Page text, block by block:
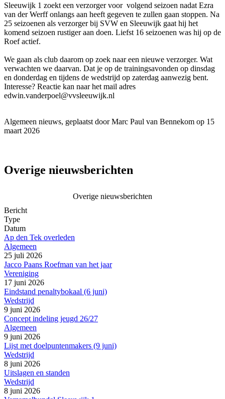
Sleeuwijk 1 zoekt een verzorger voor volgend seizoen nadat Ezra
van der Werff onlangs aan heeft gegeven te zullen gaan stoppen. Na
25 seizoenen als verzorger bij SVW en Sleeuwijk gaat hij het
komend seizoen rustiger aan doen. Liefst 16 seizoenen was hij op de
Roef actief.
We gaan als club daarom op zoek naar een nieuwe verzorger. Wat
verwachten we daarvan. Dat je op de trainingsavonden op dinsdag
en donderdag en tijdens de wedstrijd op zaterdag aanwezig bent.
Interesse? Reactie kan naar het mail adres
edwin.vanderpoel@vvsleeuwijk.nl
Algemeen nieuws, geplaatst door Marc Paul van Bennekom op 15
maart 2026
Overige nieuwsberichten
Overige nieuwsberichten
Bericht
Type
Datum
Ap den Tek overleden
Algemeen
25 juli 2026
Jacco Paans Roefman van het jaar
Vereniging
17 juni 2026
Eindstand penaltybokaal (6 juni)
Wedstrijd
9 juni 2026
Concept indeling jeugd 26/27
Algemeen
9 juni 2026
Lijst met doelpuntenmakers (9 juni)
Wedstrijd
8 juni 2026
Uitslagen en standen
Wedstrijd
8 juni 2026